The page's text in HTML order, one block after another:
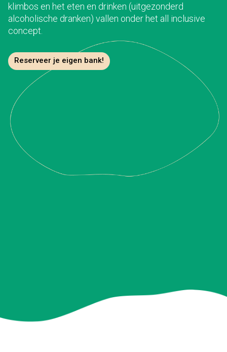
klimbos en het eten en drinken (uitgezonderd
alcoholische dranken) vallen onder het all inclusive
concept.
Reserveer je eigen bank!